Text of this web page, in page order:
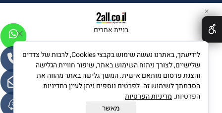
בניית אתרים
✕
לידיעתך, באתרנו נעשה שימוש בקבצי Cookies, לרבות של צדדים
שלישיים, לצורך ניתוח השימוש באתר, שיפור חוויית הגלישה
והצגת פרסום מותאם אישית. המשך גלישה באתר מהווה את
הסכמתך לשימוש זה. לפרטים נוספים ניתן לעיין במדיניות
הפרטיות. מדיניות הפרטיות
מאשר